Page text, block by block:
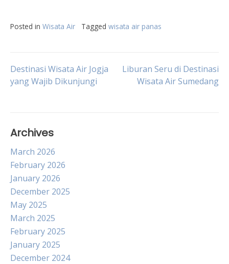
Posted in Wisata Air Tagged wisata air panas
Post
Destinasi Wisata Air Jogja
yang Wajib Dikunjungi
Liburan Seru di Destinasi
Wisata Air Sumedang
Archives
March 2026
February 2026
January 2026
December 2025
May 2025
March 2025
February 2025
January 2025
December 2024